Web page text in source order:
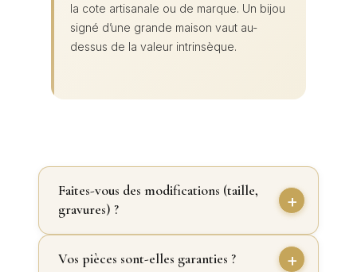
la cote artisanale ou de marque. Un bijou
signé d’une grande maison vaut au-
dessus de la valeur intrinsèque.
Faites-vous des modifications (taille,
gravures) ?
Vos pièces sont-elles garanties ?